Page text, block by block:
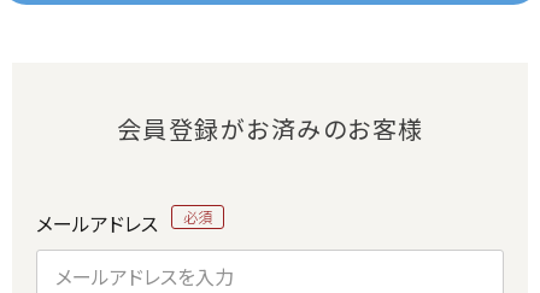
会員登録がお済みのお客様
メールアドレス